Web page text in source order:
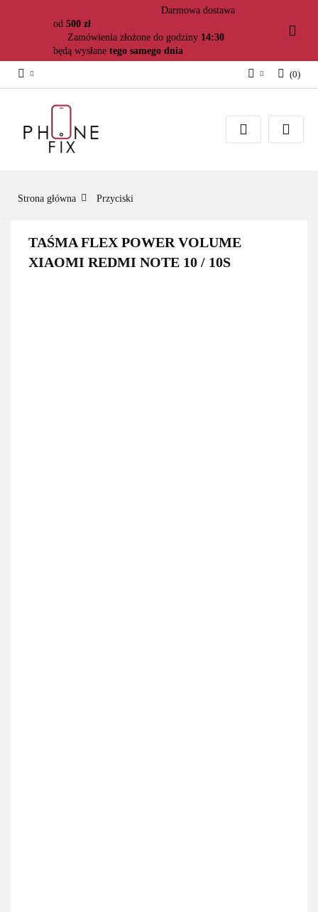
Darmowa dostawa
od 500 zł
Zamówienia złożone do godziny 14:30
będą wysłane tego samego dnia
Załóż konto
(0)
Strona główna Przyciski
TAŚMA FLEX POWER VOLUME
XIAOMI REDMI NOTE 10 / 10S